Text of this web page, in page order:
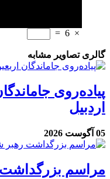
×
6
=
گالری تصاویر مشابه
پیاده‌روی
اردبیل
05 آگوست 2026
مراسم